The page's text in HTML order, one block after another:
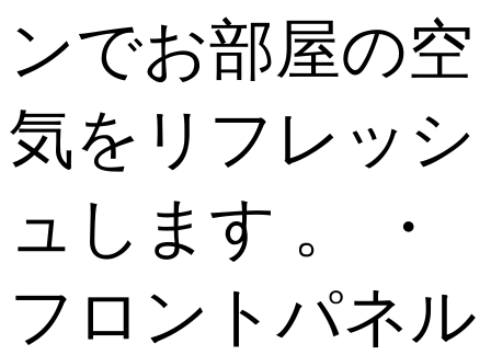
ンでお部屋の空
気をリフレッシ
ュします 。 ・
フロントパネル